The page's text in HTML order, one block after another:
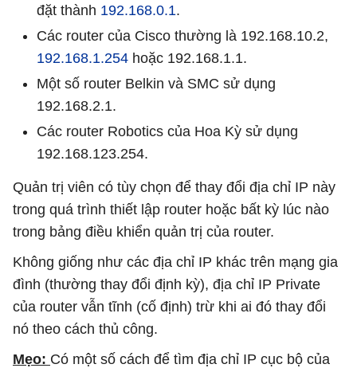
đặt thành 192.168.0.1.
Các router của Cisco thường là 192.168.10.2,
192.168.1.254 hoặc 192.168.1.1.
Một số router Belkin và SMC sử dụng
192.168.2.1.
Các router Robotics của Hoa Kỳ sử dụng
192.168.123.254.
Quản trị viên có tùy chọn để thay đổi địa chỉ IP này
trong quá trình thiết lập router hoặc bất kỳ lúc nào
trong bảng điều khiển quản trị của router.
Không giống như các địa chỉ IP khác trên mạng gia
đình (thường thay đổi định kỳ), địa chỉ IP Private
của router vẫn tĩnh (cố định) trừ khi ai đó thay đổi
nó theo cách thủ công.
Mẹo: Có một số cách để tìm địa chỉ IP cục bộ của